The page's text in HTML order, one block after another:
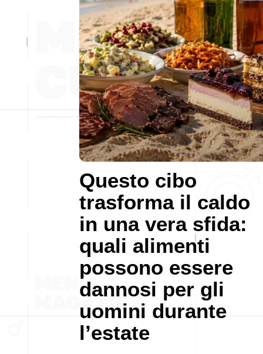
Questo cibo
trasforma il caldo
in una vera sfida:
quali alimenti
possono essere
dannosi per gli
uomini durante
l’estate